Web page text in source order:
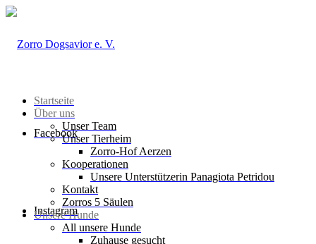
Facebook
Instagram
Startseite
Über uns
Unser Team
Unser Tierheim
Zorro-Hof Aerzen
Kooperationen
Unsere Unterstützerin Panagiota Petridou
Kontakt
Zorros 5 Säulen
Unsere Hunde
All unsere Hunde
Zuhause gesucht